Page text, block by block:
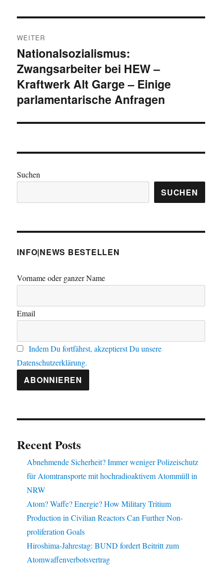
WEITER
Nächster
Beitrag:
Nationalsozialismus:
Zwangsarbeiter bei HEW –
Kraftwerk Alt Garge – Einige
parlamentarische Anfragen
Suchen
SUCHEN
INFO|NEWS BESTELLEN
Vorname oder ganzer Name
Email
Indem Du fortfährst, akzeptierst Du unsere
Datenschutzerklärung.
Recent Posts
Abnehmende Sicherheit? Immer weniger Polizeischutz
für Atomtransporte mit hochradioaktivem Atommüll in
NRW
Atom? Waffe? Energie? How Military Tritium
Production in Civilian Reactors Can Further Non-
proliferation Goals
Hiroshima-Jahrestag: BUND fordert Beitritt zum
Atomwaffenverbotsvertrag